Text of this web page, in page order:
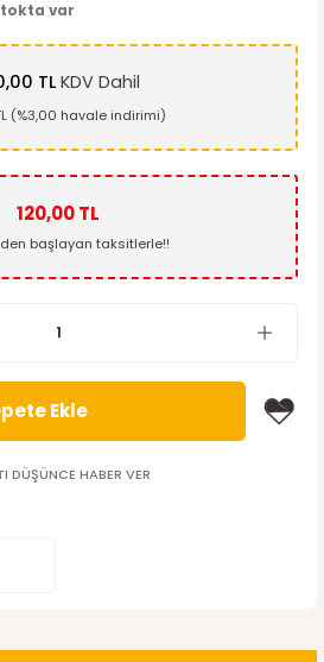
var
TLKDV Dahil
(%3,00 havale indirimi)
120,00 TL
den başlayan taksitlerle!!
Ekle
DÜŞÜNCE HABER VER